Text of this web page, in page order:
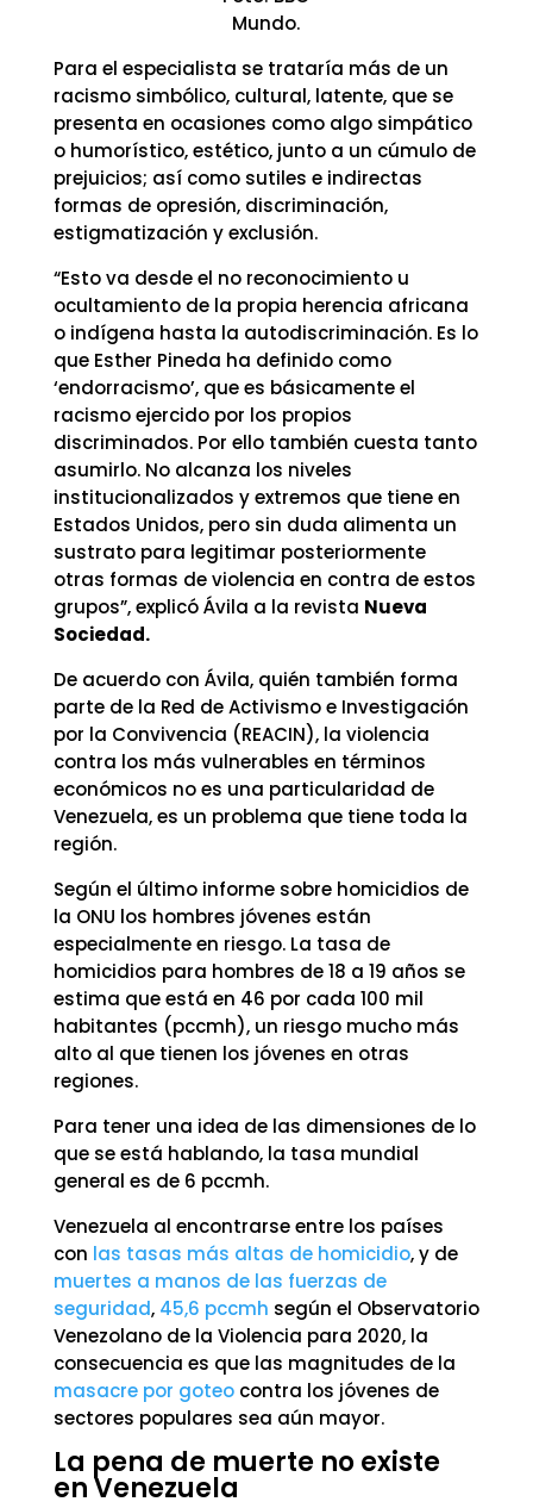
Mundo.
Para el especialista se trataría más de un
racismo simbólico, cultural, latente, que se
presenta en ocasiones como algo simpático
o humorístico, estético, junto a un cúmulo de
prejuicios; así como sutiles e indirectas
formas de opresión, discriminación,
estigmatización y exclusión.
“Esto va desde el no reconocimiento u
ocultamiento de la propia herencia africana
o indígena hasta la autodiscriminación. Es lo
que Esther Pineda ha definido como
‘endorracismo’, que es básicamente el
racismo ejercido por los propios
discriminados. Por ello también cuesta tanto
asumirlo. No alcanza los niveles
institucionalizados y extremos que tiene en
Estados Unidos, pero sin duda alimenta un
sustrato para legitimar posteriormente
otras formas de violencia en contra de estos
grupos”, explicó Ávila a la revista Nueva
Sociedad.
De acuerdo con Ávila, quién también forma
parte de la Red de Activismo e Investigación
por la Convivencia (REACIN), la violencia
contra los más vulnerables en términos
económicos no es una particularidad de
Venezuela, es un problema que tiene toda la
región.
Según el último informe sobre homicidios de
la ONU los hombres jóvenes están
especialmente en riesgo. La tasa de
homicidios para hombres de 18 a 19 años se
estima que está en 46 por cada 100 mil
habitantes (pccmh), un riesgo mucho más
alto al que tienen los jóvenes en otras
regiones.
Para tener una idea de las dimensiones de lo
que se está hablando, la tasa mundial
general es de 6 pccmh.
Venezuela al encontrarse entre los países
con las tasas más altas de homicidio, y de
muertes a manos de las fuerzas de
seguridad, 45,6 pccmh según el Observatorio
Venezolano de la Violencia para 2020, la
consecuencia es que las magnitudes de la
masacre por goteocontra los jóvenes de
sectores populares sea aún mayor.
La pena de muerte no existe
en Venezuela